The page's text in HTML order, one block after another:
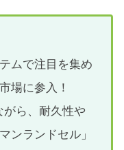
ムで注目を集め
場に参入！
がら、耐久性や
ンランドセル」